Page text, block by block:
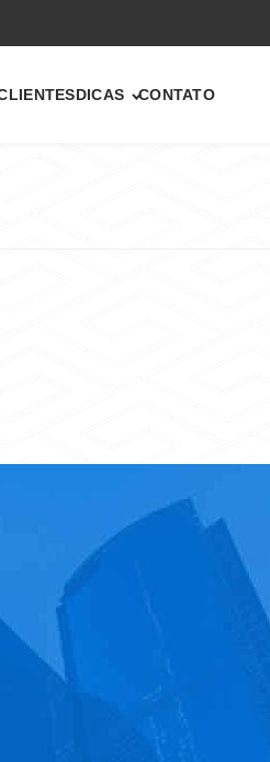
DICAS CONTATO